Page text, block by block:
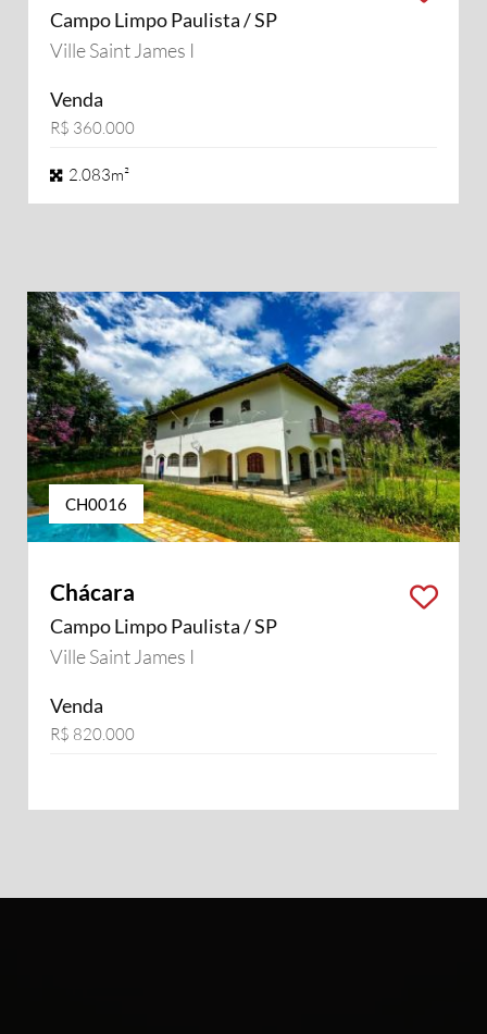
Campo Limpo Paulista / SP
Ville Saint James I
Venda
R$ 360.000
2.083m²
CH0016
Chácara
Campo Limpo Paulista / SP
Ville Saint James I
Venda
R$ 820.000